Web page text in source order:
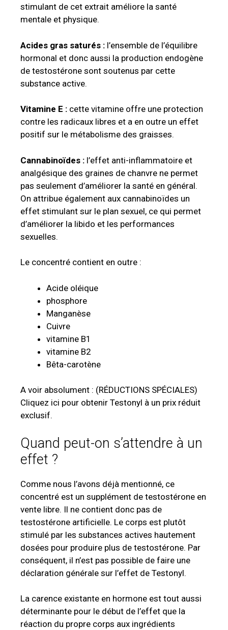
stimulant de cet extrait améliore la santé
mentale et physique.
Acides gras saturés : l’ensemble de l’équilibre
hormonal et donc aussi la production endogène
de testostérone sont soutenus par cette
substance active.
Vitamine E : cette vitamine offre une protection
contre les radicaux libres et a en outre un effet
positif sur le métabolisme des graisses.
Cannabinoïdes : l’effet anti-inflammatoire et
analgésique des graines de chanvre ne permet
pas seulement d’améliorer la santé en général.
On attribue également aux cannabinoïdes un
effet stimulant sur le plan sexuel, ce qui permet
d’améliorer la libido et les performances
sexuelles.
Le concentré contient en outre :
Acide oléique
phosphore
Manganèse
Cuivre
vitamine B1
vitamine B2
Bêta-carotène
A voir absolument : (RÉDUCTIONS SPÉCIALES)
Cliquez ici pour obtenir Testonyl à un prix réduit
exclusif.
Quand peut-on s’attendre à un
effet ?
Comme nous l’avons déjà mentionné, ce
concentré est un supplément de testostérone en
vente libre. Il ne contient donc pas de
testostérone artificielle. Le corps est plutôt
stimulé par les substances actives hautement
dosées pour produire plus de testostérone. Par
conséquent, il n’est pas possible de faire une
déclaration générale sur l’effet de Testonyl.
La carence existante en hormone est tout aussi
déterminante pour le début de l’effet que la
réaction du propre corps aux ingrédients